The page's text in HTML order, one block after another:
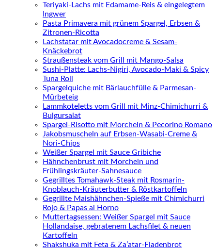
Teriyaki-Lachs mit Edamame-Reis & eingelegtem
Ingwer
Pasta Primavera mit grünem Spargel, Erbsen &
Zitronen-Ricotta
Lachstatar mit Avocadocreme & Sesam-
Knäckebrot
Straußensteak vom Grill mit Mango-Salsa
Sushi-Platte: Lachs-Nigiri, Avocado-Maki & Spicy
Tuna Roll
Spargelquiche mit Bärlauchfülle & Parmesan-
Mürbeteig
Lammkoteletts vom Grill mit Minz-Chimichurri &
Bulgursalat
Spargel-Risotto mit Morcheln & Pecorino Romano
Jakobsmuscheln auf Erbsen-Wasabi-Creme &
Nori-Chips
Weißer Spargel mit Sauce Gribiche
Hähnchenbrust mit Morcheln und
Frühlingskräuter-Sahnesauce
Gegrilltes Tomahawk-Steak mit Rosmarin-
Knoblauch-Kräuterbutter & Röstkartoffeln
Gegrillte Maishähnchen-Spieße mit Chimichurri
Rojo & Papas al Horno
Muttertagsessen: Weißer Spargel mit Sauce
Hollandaise, gebratenem Lachsfilet & neuen
Kartoffeln
Shakshuka mit Feta & Za’atar-Fladenbrot